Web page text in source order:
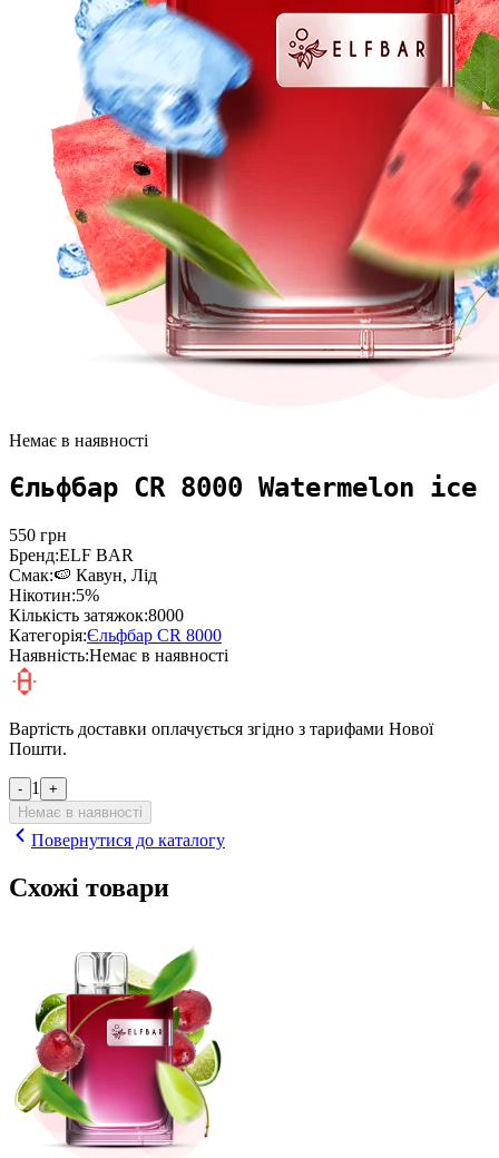
Немає в наявності
Єльфбар CR 8000 Watermelon ice
550 грн
Бренд:ELF BAR
Смак:🍉 Кавун, Лід
Нікотин:5%
Кількість затяжок:8000
Категорія:Єльфбар CR 8000
Наявність:Немає в наявності
Вартість доставки оплачується згідно з тарифами Нової
Пошти.
- 1
+
Немає в наявності
Повернутися до каталогу
Схожі товари